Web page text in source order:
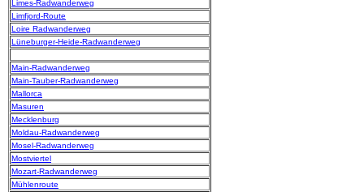
Limes-Radwanderweg
Limfjord-Route
Loire Radwanderweg
Lüneburger-Heide-Radwanderweg
Main-Radwanderweg
Main-Tauber-Radwanderweg
Mallorca
Masuren
Mecklenburg
Moldau-Radwanderweg
Mosel-Radwanderweg
Mostviertel
Mozart-Radwanderweg
Mühlenroute